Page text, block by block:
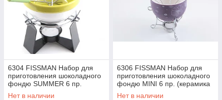
6304 FISSMAN Набор для
приготовления шоколадного
фондю SUMMER 6 пр.
(керамика)
Нет в наличии
6306 FISSMAN Набор для
приготовления шоколадного
фондю MINI 6 пр. (керамика
фиолетовая)
Нет в наличии